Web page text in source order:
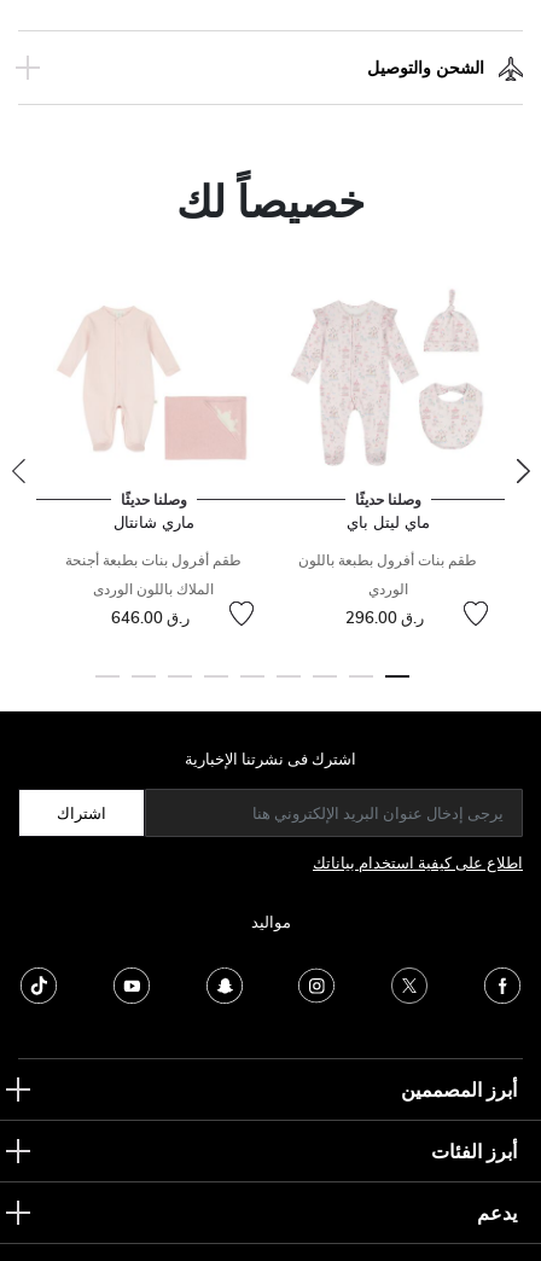
الشحن والتوصيل
خصيصاً لك
وصلنا حديثًا
ماي ليتل باي
طقم بنات أفرول بطبعة باللون
الوردي
ر.ق 296.00
وصلنا حديثًا
ماري شانتال
طقم أفرول بنات بطبعة أجنحة
الملاك باللون الوردى
ر.ق 646.00
اشترك فى نشرتنا الإخبارية
اشتراك
اطلاع على كيفية استخدام بياناتك
مواليد
أبرز المصممين
أبرز الفئات
يدعم